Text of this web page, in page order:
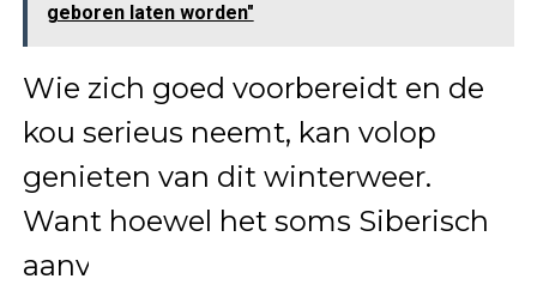
geboren laten worden"
Wie zich goed voorbereidt en de
kou serieus neemt, kan volop
genieten van dit winterweer.
Want hoewel het soms Siberisch
aanvoelt, blijft het ook iets